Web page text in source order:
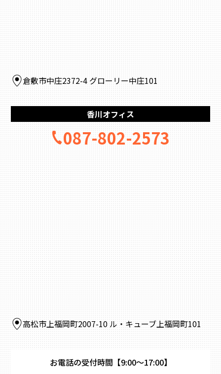
倉敷市中庄2372-4 グローリー中庄101
香川オフィス
087-802-2573
高松市上福岡町2007-10 ル・キューブ上福岡町101
お電話の受付時間 【9:00～17:00】